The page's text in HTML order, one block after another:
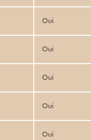
Oui
Oui
Oui
Oui
Oui